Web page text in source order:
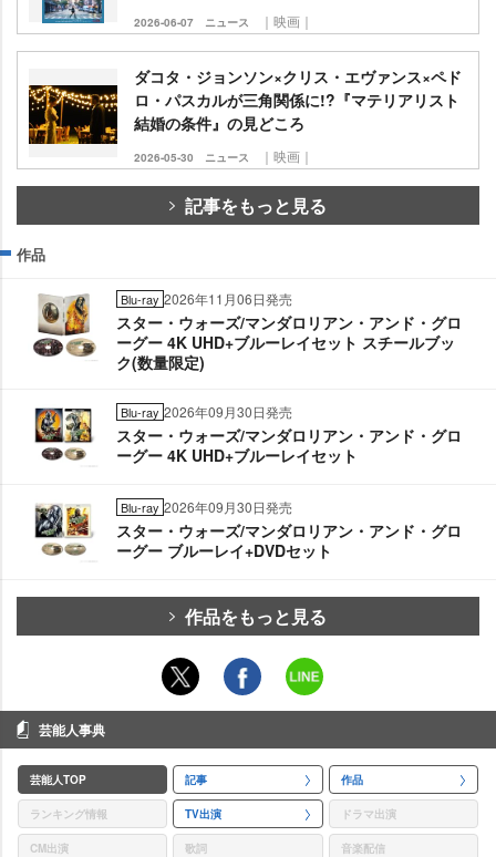
2026-06-07 ニュース ｜映画｜
ダコタ・ジョンソン×クリス・エヴァンス×ペド
ロ・パスカルが三角関係に!?『マテリアリスト
結婚の条件』の見どころ
2026-05-30 ニュース ｜映画｜
記事をもっと見る
作品
Blu-ray 2026年11月06日発売
スター・ウォーズ/マンダロリアン・アンド・グロ
ーグー 4K UHD+ブルーレイセット スチールブッ
ク(数量限定)
Blu-ray 2026年09月30日発売
スター・ウォーズ/マンダロリアン・アンド・グロ
ーグー 4K UHD+ブルーレイセット
Blu-ray 2026年09月30日発売
スター・ウォーズ/マンダロリアン・アンド・グロ
ーグー ブルーレイ+DVDセット
作品をもっと見る
芸能人事典
芸能人TOP 記事 作品
ランキング情報 TV出演 ドラマ出演
CM出演 歌詞 音楽配信